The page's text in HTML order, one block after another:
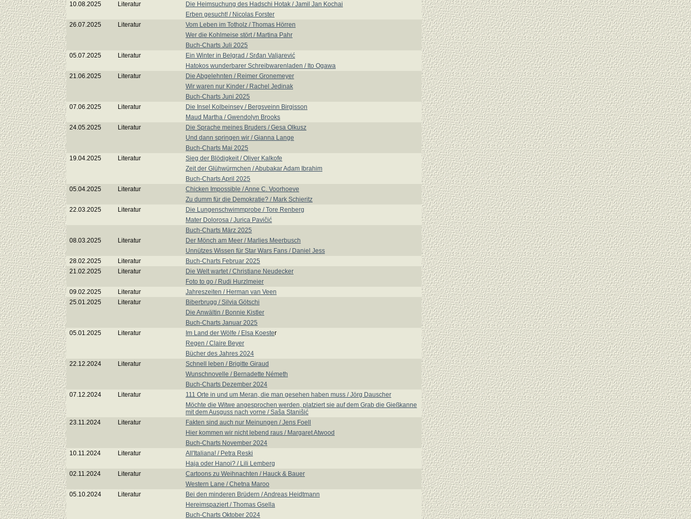
10.08.2025
Literatur
Die Heimsuchung des Hadschi Hotak / Jamil Jan Kochai
Erben gesucht! / Nicolas Forster
26.07.2025
Literatur
Vom Leben im Totholz / Thomas Hörren
Wer die Kohlmeise stört / Martina Pahr
Buch-Charts Juli 2025
05.07.2025
Literatur
Ein Winter in Belgrad / Srđan Valjarević
Hatokos wunderbarer Schreibwarenladen / Ito Ogawa
21.06.2025
Literatur
Die Abgelehnten / Reimer Gronemeyer
Wir waren nur Kinder / Rachel Jedinak
Buch-Charts Juni 2025
07.06.2025
Literatur
Die Insel Kolbeinsey / Bergsveinn Birgisson
Maud Martha / Gwendolyn Brooks
24.05.2025
Literatur
Die Sprache meines Bruders / Gesa Olkusz
Und dann springen wir / Gianna Lange
Buch-Charts Mai 2025
19.04.2025
Literatur
Sieg der Blödigkeit / Oliver Kalkofe
Zeit der Glühwürmchen / Abubakar Adam Ibrahim
Buch-Charts April 2025
05.04.2025
Literatur
Chicken Impossible / Anne C. Voorhoeve
Zu dumm für die Demokratie? / Mark Schieritz
22.03.2025
Literatur
Die Lungenschwimmprobe / Tore Renberg
Mater Dolorosa / Jurica Pavičić
Buch-Charts März 2025
08.03.2025
Literatur
Der Mönch am Meer / Marlies Meerbusch
Unnützes Wissen für Star Wars Fans / Daniel Jess
28.02.2025
Literatur
Buch-Charts Februar 2025
21.02.2025
Literatur
Die Welt wartet / Christiane Neudecker
Foto to go / Rudi Hurzlmeier
09.02.2025
Literatur
Jahreszeiten / Herman van Veen
25.01.2025
Literatur
Biberbrugg / Silvia Götschi
Die Anwältin / Bonnie Kistler
Buch-Charts Januar 2025
05.01.2025
Literatur Im Land der Wölfe / Elsa Koester
Regen / Claire Beyer
Bücher des Jahres 2024
22.12.2024
Literatur
Schnell leben / Brigitte Giraud
Wunschnovelle / Bernadette Németh
Buch-Charts Dezember 2024
07.12.2024
Literatur
111 Orte in und um Meran, die man gesehen haben muss / Jörg Dauscher
Möchte die Witwe angesprochen werden, platziert sie auf dem Grab die Gießkanne
mit dem Ausguss nach vorne / Saša Stanišić
23.11.2024
Literatur
Fakten sind auch nur Meinungen / Jens Foell
Hier kommen wir nicht lebend raus / Margaret Atwood
Buch-Charts November 2024
10.11.2024
Literatur
All'Italiana! / Petra Reski
Haja oder Hanoi? / Lili Lemberg
02.11.2024
Literatur
Cartoons zu Weihnachten / Hauck & Bauer
Western Lane / Chetna Maroo
05.10.2024
Literatur
Bei den minderen Brüdern / Andreas Heidtmann
Hereimspaziert / Thomas Gsella
Buch-Charts Oktober 2024